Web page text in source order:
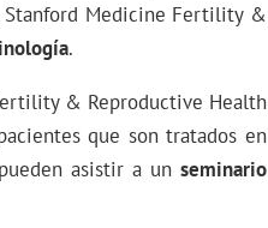
Stanford Medicine Fertility &
.
& Reproductive Health
que son tratados en
asistir a un seminario